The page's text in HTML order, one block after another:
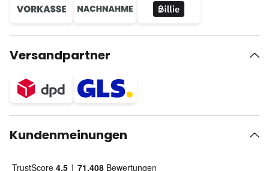
Versandpartner
Kundenmeinungen